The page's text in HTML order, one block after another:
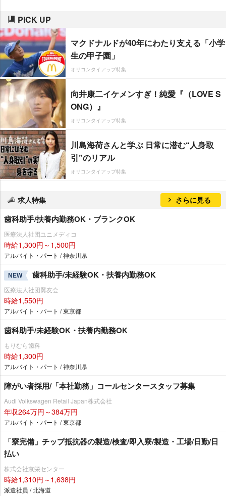
タビューに応じた。
PICK UP
マクドナルドが40年にわたり支える「小学
生の甲子園」
オリコンタイアップ特集
向井康二イケメンすぎ！純愛『（LOVE S
ONG）』
オリコンタイアップ特集
川島海荷さんと学ぶ 日常に潜む“人身取
引”のリアル
オリコンタイアップ特集
求人特集 さらに見る
歯科助手/扶養内勤務OK・ブランクOK
医療法人社団ユニメディコ
時給1,300円～1,500円
アルバイト・パート / 神奈川県
NEW 歯科助手/未経験OK・扶養内勤務OK
医療法人社団翼友会
時給1,550円
アルバイト・パート / 東京都
歯科助手/未経験OK・扶養内勤務OK
もりむら歯科
時給1,300円
アルバイト・パート / 神奈川県
障がい者採用/「本社勤務」コールセンタースタッフ募集
Audi Volkswagen Retail Japan株式会社
年収264万円～384万円
アルバイト・パート / 東京都
「寮完備」チップ抵抗器の製造/検査/即入寮/製造・工場/日勤/日
払い
株式会社京栄センター
時給1,310円～1,638円
派遣社員 / 北海道